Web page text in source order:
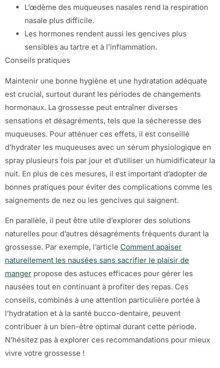
L’œdème des muqueuses nasales rend la respiration
nasale plus difficile.
Les hormones rendent aussi les gencives plus
sensibles au tartre et à l’inflammation.
Conseils pratiques
Maintenir une bonne hygiène et une hydratation adéquate
est crucial, surtout durant les périodes de changements
hormonaux. La grossesse peut entraîner diverses
sensations et désagréments, tels que la sécheresse des
muqueuses. Pour atténuer ces effets, il est conseillé
d’hydrater les muqueuses avec un sérum physiologique en
spray plusieurs fois par jour et d’utiliser un humidificateur la
nuit. En plus de ces mesures, il est important d’adopter de
bonnes pratiques pour éviter des complications comme les
saignements de nez ou les gencives qui saignent.
En parallèle, il peut être utile d’explorer des solutions
naturelles pour d’autres désagréments fréquents durant la
grossesse. Par exemple, l’article Comment apaiser
naturellement les nausées sans sacrifier le plaisir de
manger propose des astuces efficaces pour gérer les
nausées tout en continuant à profiter des repas. Ces
conseils, combinés à une attention particulière portée à
l’hydratation et à la santé bucco-dentaire, peuvent
contribuer à un bien-être optimal durant cette période.
N’hésitez pas à explorer ces recommandations pour mieux
vivre votre grossesse !